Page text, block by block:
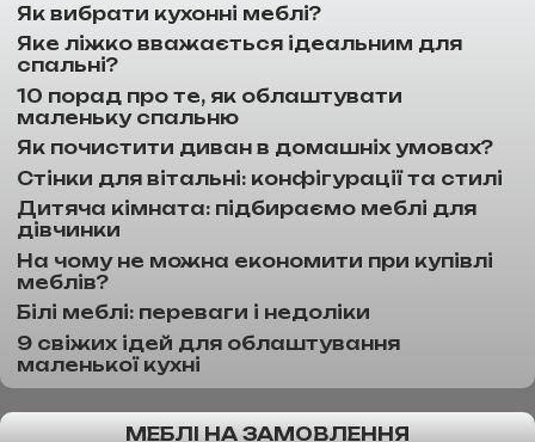
Як вибрати кухонні меблі?
Яке ліжко вважається ідеальним для
спальні?
10 порад про те, як облаштувати
маленьку спальню
Як почистити диван в домашніх умовах?
Стінки для вітальні: конфігурації та стилі
Дитяча кімната: підбираємо меблі для
дівчинки
На чому не можна економити при купівлі
меблів?
Білі меблі: переваги і недоліки
9 свіжих ідей для облаштування
маленької кухні
МЕБЛІ НА ЗАМОВЛЕННЯ